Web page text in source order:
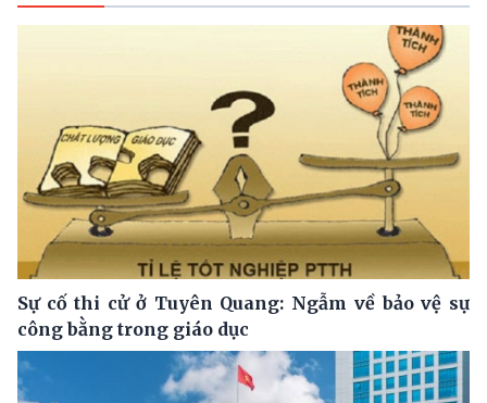
Sự cố thi cử ở Tuyên Quang: Ngẫm về bảo vệ sự
công bằng trong giáo dục